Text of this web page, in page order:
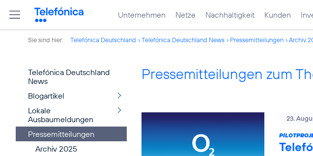
Unternehmen Netze Nachhaltigkeit Kunden
Sie sind hier: Telefónica Deutschland Telefónica Deutschland News Pressemitteilungen Archiv
Telefónica Deutschland
News
Blogartikel
Lokale
Ausbaumeldungen
Pressemitteilungen
Archiv 2025
Pressemitteilungen zum
23.